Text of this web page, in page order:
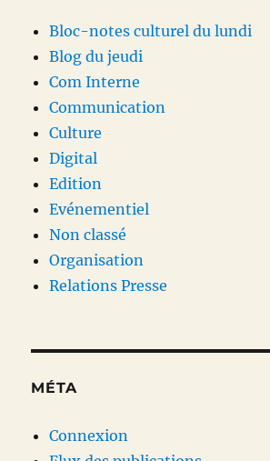
Bloc-notes culturel du lundi
Blog du jeudi
Com Interne
Communication
Culture
Digital
Edition
Evénementiel
Non classé
Organisation
Relations Presse
MÉTA
Connexion